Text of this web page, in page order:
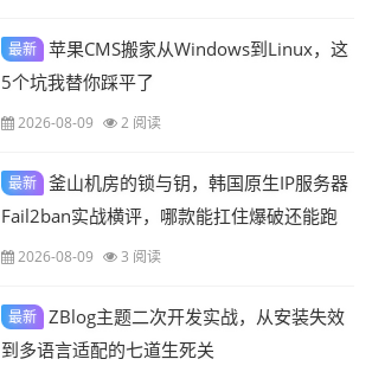
最新 苹果CMS搬家从Windows到Linux，这
5个坑我替你踩平了
2026-08-09 2 阅读
最新 釜山机房的锁与钥，韩国原生IP服务器
Fail2ban实战横评，哪款能扛住爆破还能跑
满带宽？
2026-08-09 3 阅读
最新 ZBlog主题二次开发实战，从安装失效
到多语言适配的七道生死关